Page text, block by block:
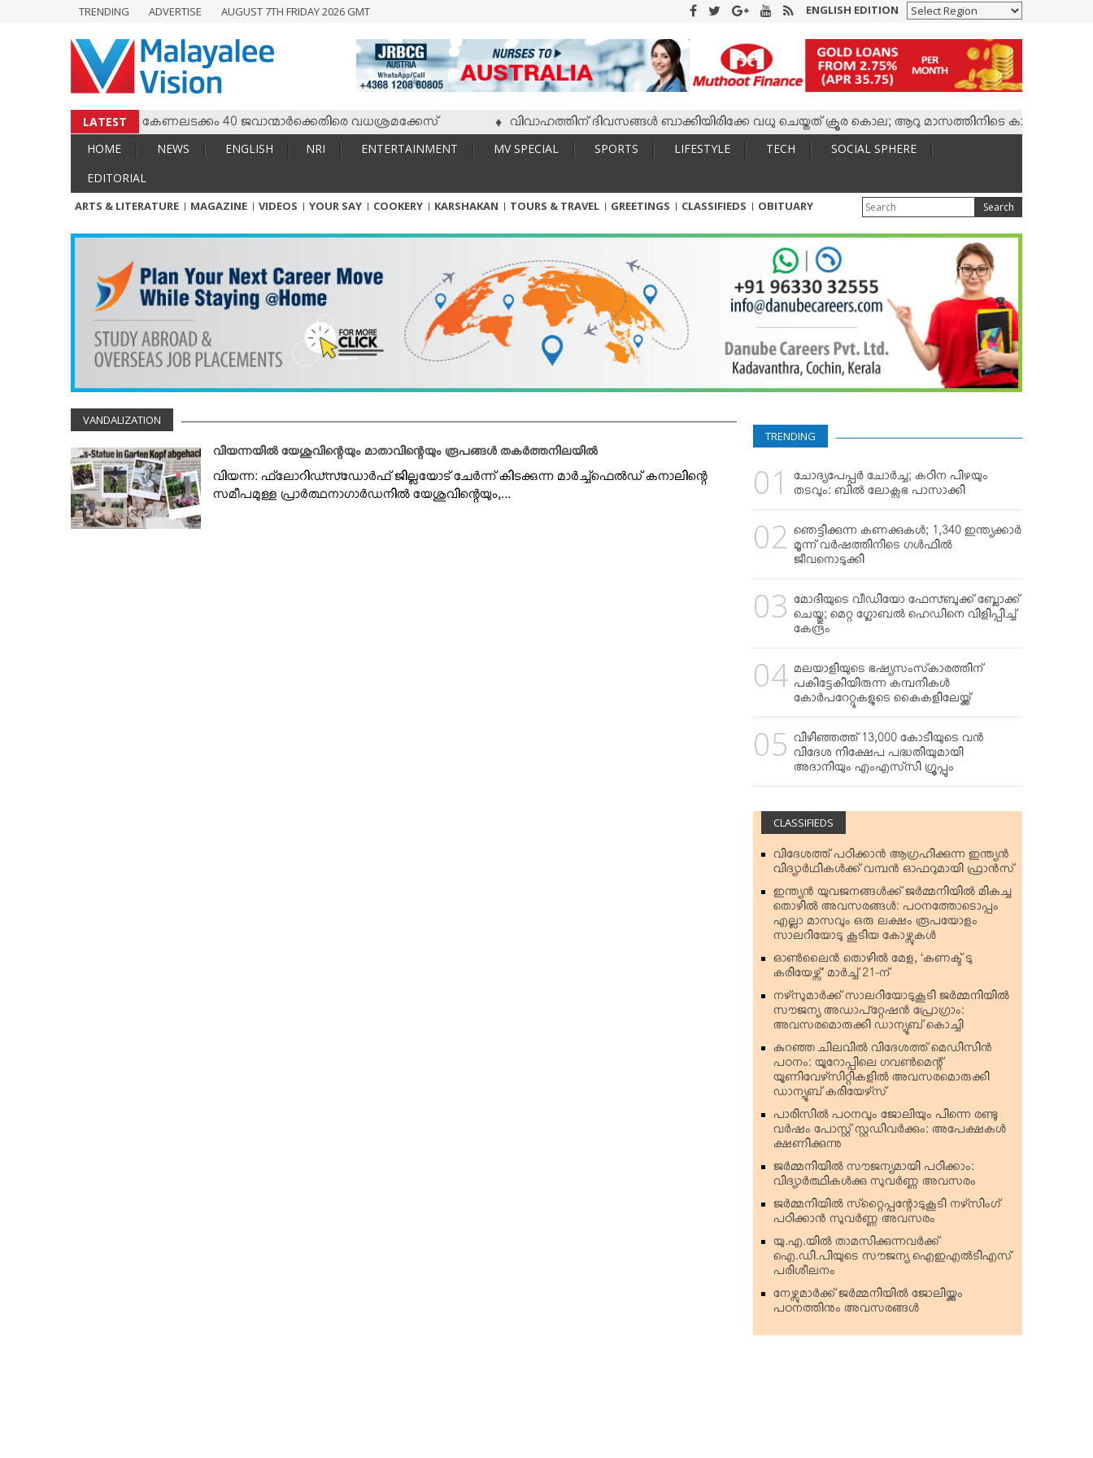
ENTERTAINMENT
TECH & AUTO
ARTS & LITERATURE
TOURS & TRAVEL
TRENDING ADVERTISE AUGUST 7TH FRIDAY 2026 GMT ENGLISH EDITION
LATEST
സംഘര്‍ഷം; കേണലടക്കം 40 ജവാന്മാര്‍ക്കെതിരെ വധശ്രമക്കേസ് വിവാഹത്തിന് ദിവസങ്ങള്‍ ബാക്കിയിരിക്കേ വധു ചെയ്തത് ക്രൂര കൊല; ആറു മാസത്തിനിടെ കാമുകനുമായി
HOME NEWS ENGLISH NRI ENTERTAINMENT MV SPECIAL SPORTS LIFESTYLE TECH
SOCIAL SPHERE
EDITORIAL
ARTS & LITERATURE MAGAZINE VIDEOS YOUR SAY COOKERY KARSHAKAN TOURS & TRAVEL GREETINGS CLASSIFIEDS OBITUARY Search
VANDALIZATION
വിയന്നയില്‍ യേശുവിന്റെയും മാതാവിന്റെയും രൂപങ്ങള്‍ തകര്‍ത്തനിലയില്‍
വിയന്ന: ഫ്‌ലോറിഡ്സ്ഡോര്‍ഫ് ജില്ലയോട് ചേര്‍ന്ന് കിടക്കുന്ന മാര്‍ച്ച്ഫെല്‍ഡ് കനാലിന്റെ
സമീപമുള്ള പ്രാര്‍ത്ഥനാഗാര്‍ഡനില്‍ യേശുവിന്റെയും,...
TRENDING
ചോദ്യപേപ്പര്‍ ചോര്‍ച്ച; കഠിന പിഴയും
തടവും: ബില്‍ ലോക്സഭ പാസാക്കി
ഞെട്ടിക്കുന്ന കണക്കുകള്‍; 1,340 ഇന്ത്യക്കാര്‍
മൂന്ന് വര്‍ഷത്തിനിടെ ഗള്‍ഫില്‍
ജീവനൊടുക്കി
മോദിയുടെ വീഡിയോ ഫേസ്ബുക്ക് ബ്ലോക്ക്
ചെയ്തു; മെറ്റ ഗ്ലോബല്‍ ഹെഡിനെ വിളിപ്പിച്ച്
കേന്ദ്രം
മലയാളിയുടെ ഭഷ്യസംസ്‌കാരത്തിന്
പകിട്ടേകിയിരുന്ന കമ്പനികള്‍
കോര്‍പറേറ്റുകളുടെ കൈകളിലേയ്ക്ക്
വിഴിഞ്ഞത്ത് 13,000 കോടിയുടെ വന്‍
വിദേശ നിക്ഷേപ പദ്ധതിയുമായി
അദാനിയും എംഎസ്‌സി ഗ്രൂപ്പും
CLASSIFIEDS
വിദേശത്ത് പഠിക്കാന്‍ ആഗ്രഹിക്കുന്ന ഇന്ത്യന്‍
വിദ്യാര്‍ഥികള്‍ക്ക് വമ്പന്‍ ഓഫറുമായി ഫ്രാന്‍സ്
ഇന്ത്യന്‍ യുവജനങ്ങള്‍ക്ക് ജര്‍മ്മനിയില്‍ മികച്ച
തൊഴില്‍ അവസരങ്ങള്‍: പഠനത്തോടൊപ്പം
എല്ലാ മാസവും ഒരു ലക്ഷം രൂപയോളം
സാലറിയോടു കൂടിയ കോഴ്സുകള്‍
ഓണ്‍ലൈന്‍ തൊഴില്‍ മേള, ‘കണക്ട് ടു
കരിയേഴ്സ്’ മാര്‍ച്ച് 21-ന്
നഴ്‌സുമാര്‍ക്ക് സാലറിയോടുകൂടി ജര്‍മ്മനിയില്‍
സൗജന്യ അഡാപ്റ്റേഷന്‍ പ്രോഗ്രാം:
അവസരമൊരുക്കി ഡാന്യൂബ് കൊച്ചി
കുറഞ്ഞ ചിലവില്‍ വിദേശത്ത് മെഡിസിന്‍
പഠനം: യൂറോപ്പിലെ ഗവണ്‍മെന്റ്
യൂണിവേഴ്‌സിറ്റികളില്‍ അവസരമൊരുക്കി
ഡാന്യൂബ് കരിയേഴ്‌സ്
പാരിസില്‍ പഠനവും ജോലിയും പിന്നെ രണ്ടു
വര്‍ഷം പോസ്റ്റ് സ്റ്റഡിവര്‍ക്കും: അപേക്ഷകള്‍
ക്ഷണിക്കുന്നു
ജര്‍മ്മനിയില്‍ സൗജന്യമായി പഠിക്കാം:
വിദ്യാര്‍ത്ഥികള്‍ക്കു സുവര്‍ണ്ണ അവസരം
ജര്‍മ്മനിയില്‍ സ്‌റ്റൈപ്പന്റോടുകൂടി നഴ്‌സിംഗ്
പഠിക്കാന്‍ സുവര്‍ണ്ണ അവസരം
യു.എ.യില്‍ താമസിക്കുന്നവര്‍ക്ക്
ഐ.ഡി.പിയുടെ സൗജന്യ ഐഇഎല്‍ടിഎസ്
പരിശീലനം
നേഴ്സുമാര്‍ക്ക് ജര്‍മ്മനിയില്‍ ജോലിയ്ക്കും
പഠനത്തിനും അവസരങ്ങള്‍